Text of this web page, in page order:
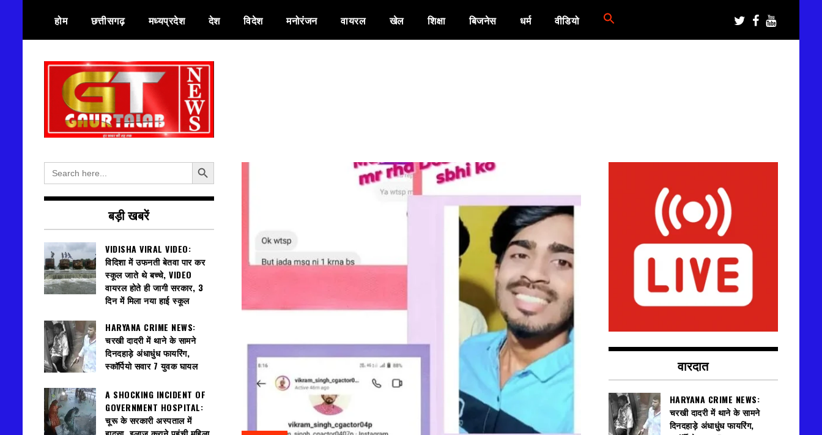
content
होम छत्तीसगढ़ मध्यप्रदेश देश विदेश मनोरंजन वायरल खेल शिक्षा बिजनेस धर्म वीडियो
गौरतलब न्यूज
Search
for:
Search Button
बड़ी खबरें
VIDISHA VIRAL VIDEO:
विदिशा में उफनती बेतवा पार कर
स्कूल जाते थे बच्चे, VIDEO
वायरल होते ही जागी सरकार, 3
दिन में मिला नया हाई स्कूल
HARYANA CRIME NEWS:
चरखी दादरी में थाने के सामने
दिनदहाड़े अंधाधुंध फायरिंग,
स्कॉर्पियो सवार 7 युवक घायल
A SHOCKING INCIDENT OF
GOVERNMENT HOSPITAL:
चूरू के सरकारी अस्पताल में
वारदात
HARYANA CRIME NEWS:
चरखी दादरी में थाने के सामने
दिनदहाड़े अंधाधुंध फायरिंग,